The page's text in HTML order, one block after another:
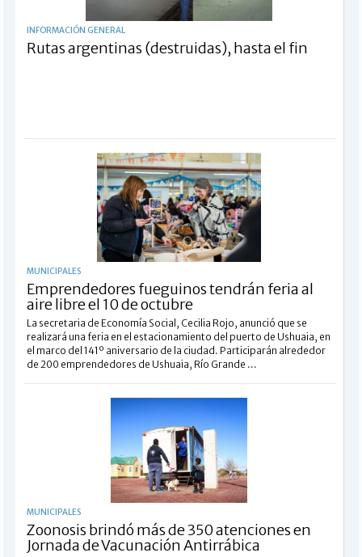
INFORMACIÓN GENERAL
Rutas argentinas (destruidas), hasta el fin
MUNICIPALES
Emprendedores fueguinos tendrán feria al
aire libre el 10 de octubre
La secretaria de Economía Social, Cecilia Rojo, anunció que se
realizará una feria en el estacionamiento del puerto de Ushuaia, en
el marco del 141º aniversario de la ciudad. Participarán alrededor
de 200 emprendedores de Ushuaia, Río Grande ...
MUNICIPALES
Zoonosis brindó más de 350 atenciones en
Jornada de Vacunación Antirrábica